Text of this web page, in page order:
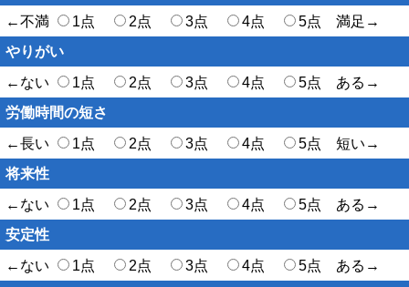
←不満
1点 2点 3点 4点
5点 満足→
やりがい
←ない
1点 2点 3点 4点
5点 ある→
労働時間の短さ
←長い
1点 2点 3点 4点
5点 短い→
将来性
←ない
1点 2点 3点 4点
5点 ある→
安定性
←ない
1点 2点 3点 4点
5点 ある→